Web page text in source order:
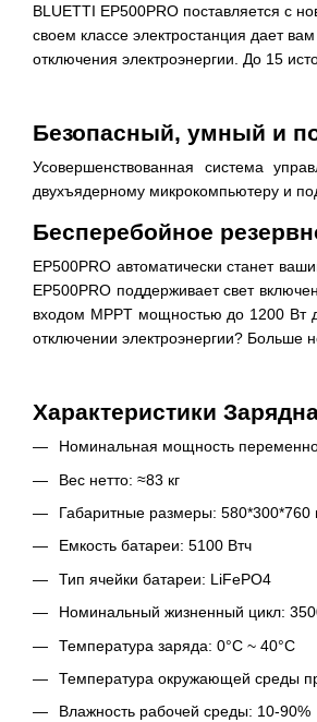
BLUETTI EP500PRO поставляется с
своем классе электростанция дает
отключения электроэнергии. До 15
Безопасный, умный и
Усовершенствованная система
двухъядерному микрокомпьютеру и
Бесперебойное
EP500PRO автоматически станет
EP500PRO поддерживает свет
входом MPPT мощностью до 1200 Вт
отключении электроэнергии? Больше
Характеристики
Номинальная мощность
Вес нетто: ≈83 кг
Габаритные размеры: 580*300*760
Емкость батареи: 5100 Втч
Тип ячейки батареи: LiFePO4
Номинальный жизненный цикл:
Температура заряда: 0°C ~ 40°C
Температура окружающей среды
Влажность рабочей среды: 10-90%